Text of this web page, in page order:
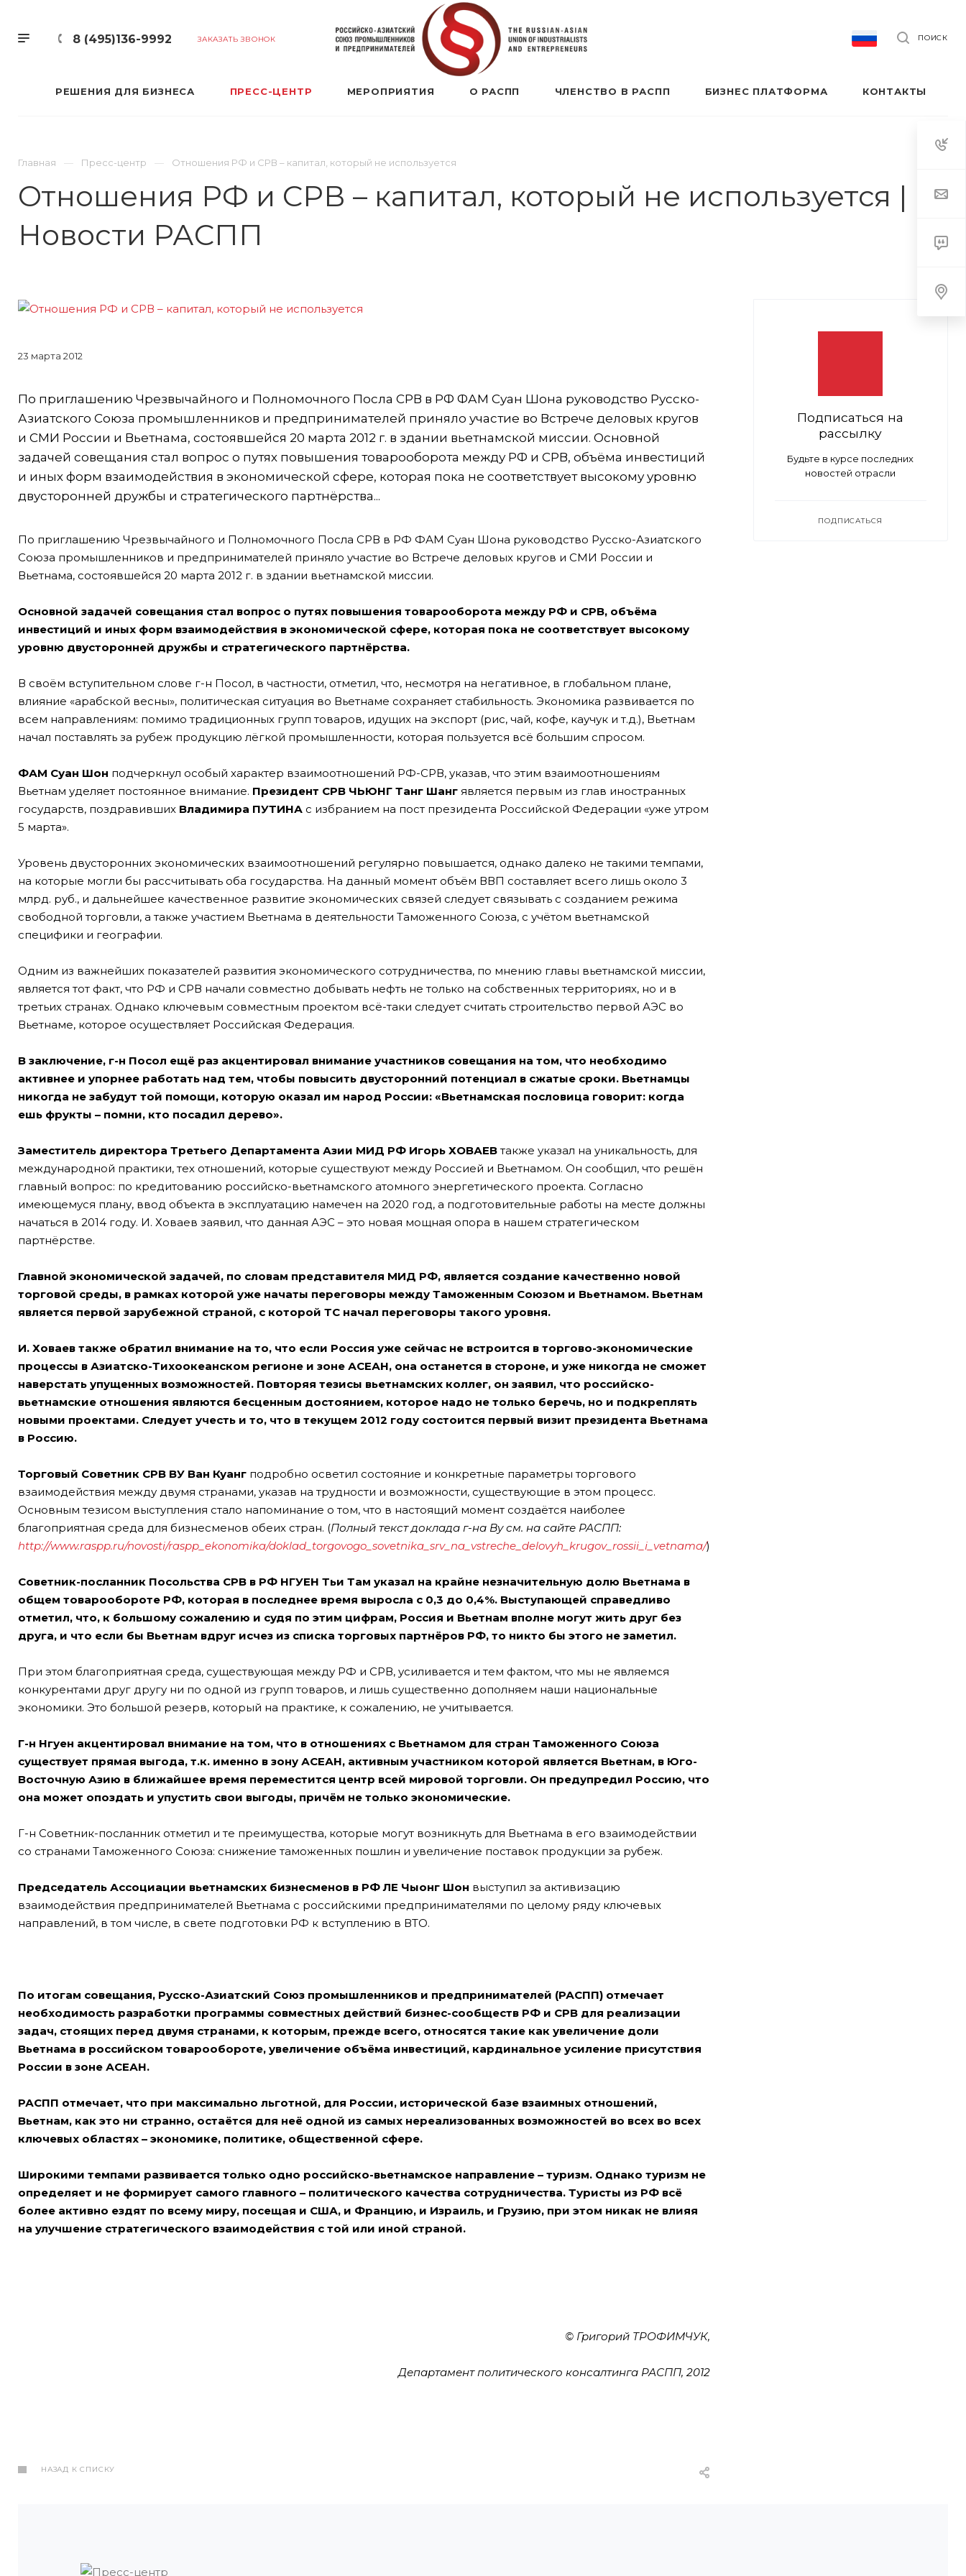
8 (495)136-9992 ЗАКАЗАТЬ ЗВОНОК ПОИСК
РЕШЕНИЯ ДЛЯ БИЗНЕСА ПРЕСС-ЦЕНТР МЕРОПРИЯТИЯ О РАСПП ЧЛЕНСТВО В РАСПП БИЗНЕС ПЛАТФОРМА КОНТАКТЫ
Главная Пресс-центр Отношения РФ и СРВ – капитал, который не используется
Отношения РФ и СРВ – капитал, который не используется |
Новости РАСПП
23 марта 2012
По приглашению Чрезвычайного и Полномочного Посла СРВ в РФ ФАМ Суан Шона руководство Русско-
Азиатского Союза промышленников и предпринимателей приняло участие во Встрече деловых кругов
и СМИ России и Вьетнама, состоявшейся 20 марта 2012 г. в здании вьетнамской миссии. Основной
задачей совещания стал вопрос о путях повышения товарооборота между РФ и СРВ, объёма инвестиций
и иных форм взаимодействия в экономической сфере, которая пока не соответствует высокому уровню
двусторонней дружбы и стратегического партнёрства...
По приглашению Чрезвычайного и Полномочного Посла СРВ в РФ ФАМ Суан Шона руководство Русско-Азиатского
Союза промышленников и предпринимателей приняло участие во Встрече деловых кругов и СМИ России и
Вьетнама, состоявшейся 20 марта 2012 г. в здании вьетнамской миссии.
Основной задачей совещания стал вопрос о путях повышения товарооборота между РФ и СРВ, объёма
инвестиций и иных форм взаимодействия в экономической сфере, которая пока не соответствует высокому
уровню двусторонней дружбы и стратегического партнёрства.
В своём вступительном слове г-н Посол, в частности, отметил, что, несмотря на негативное, в глобальном плане,
влияние «арабской весны», политическая ситуация во Вьетнаме сохраняет стабильность. Экономика развивается по
всем направлениям: помимо традиционных групп товаров, идущих на экспорт (рис, чай, кофе, каучук и т.д.), Вьетнам
начал поставлять за рубеж продукцию лёгкой промышленности, которая пользуется всё большим спросом.
ФАМ Суан Шон подчеркнул особый характер взаимоотношений РФ-СРВ, указав, что этим взаимоотношениям
Вьетнам уделяет постоянное внимание. Президент СРВ ЧЬЮНГ Танг Шанг является первым из глав иностранных
государств, поздравивших Владимира ПУТИНА с избранием на пост президента Российской Федерации «уже утром
5 марта».
Уровень двусторонних экономических взаимоотношений регулярно повышается, однако далеко не такими темпами,
на которые могли бы рассчитывать оба государства. На данный момент объём ВВП составляет всего лишь около 3
млрд. руб., и дальнейшее качественное развитие экономических связей следует связывать с созданием режима
свободной торговли, а также участием Вьетнама в деятельности Таможенного Союза, с учётом вьетнамской
специфики и географии.
Одним из важнейших показателей развития экономического сотрудничества, по мнению главы вьетнамской миссии,
является тот факт, что РФ и СРВ начали совместно добывать нефть не только на собственных территориях, но и в
третьих странах. Однако ключевым совместным проектом всё-таки следует считать строительство первой АЭС во
Вьетнаме, которое осуществляет Российская Федерация.
В заключение, г-н Посол ещё раз акцентировал внимание участников совещания на том, что необходимо
активнее и упорнее работать над тем, чтобы повысить двусторонний потенциал в сжатые сроки. Вьетнамцы
никогда не забудут той помощи, которую оказал им народ России: «Вьетнамская пословица говорит: когда
ешь фрукты – помни, кто посадил дерево».
Заместитель директора Третьего Департамента Азии МИД РФ Игорь ХОВАЕВтакже указал на уникальность, для
международной практики, тех отношений, которые существуют между Россией и Вьетнамом. Он сообщил, что решён
главный вопрос: по кредитованию российско-вьетнамского атомного энергетического проекта. Согласно
имеющемуся плану, ввод объекта в эксплуатацию намечен на 2020 год, а подготовительные работы на месте должны
начаться в 2014 году. И. Ховаев заявил, что данная АЭС – это новая мощная опора в нашем стратегическом
партнёрстве.
Главной экономической задачей, по словам представителя МИД РФ, является создание качественно новой
торговой среды, в рамках которой уже начаты переговоры между Таможенным Союзом и Вьетнамом. Вьетнам
является первой зарубежной страной, с которой ТС начал переговоры такого уровня.
И. Ховаев также обратил внимание на то, что если Россия уже сейчас не встроится в торгово-экономические
процессы в Азиатско-Тихоокеанском регионе и зоне АСЕАН, она останется в стороне, и уже никогда не сможет
наверстать упущенных возможностей. Повторяя тезисы вьетнамских коллег, он заявил, что российско-
вьетнамские отношения являются бесценным достоянием, которое надо не только беречь, но и подкреплять
новыми проектами. Следует учесть и то, что в текущем 2012 году состоится первый визит президента Вьетнама
в Россию.
Торговый Советник СРВ ВУ Ван Куанг подробно осветил состояние и конкретные параметры торгового
взаимодействия между двумя странами, указав на трудности и возможности, существующие в этом процесс.
Основным тезисом выступления стало напоминание о том, что в настоящий момент создаётся наиболее
благоприятная среда для бизнесменов обеих стран. (Полный текст доклада г-на Ву см. на сайте РАСПП:
http://www.raspp.ru/novosti/raspp_ekonomika/doklad_torgovogo_sovetnika_srv_na_vstreche_delovyh_krugov_rossii_i_vetnama/)
Советник-посланник Посольства СРВ в РФ НГУЕН Тьи Там указал на крайне незначительную долю Вьетнама в
общем товарообороте РФ, которая в последнее время выросла с 0,3 до 0,4%. Выступающей справедливо
отметил, что, к большому сожалению и судя по этим цифрам, Россия и Вьетнам вполне могут жить друг без
друга, и что если бы Вьетнам вдруг исчез из списка торговых партнёров РФ, то никто бы этого не заметил.
При этом благоприятная среда, существующая между РФ и СРВ, усиливается и тем фактом, что мы не являемся
конкурентами друг другу ни по одной из групп товаров, и лишь существенно дополняем наши национальные
экономики. Это большой резерв, который на практике, к сожалению, не учитывается.
Г-н Нгуен акцентировал внимание на том, что в отношениях с Вьетнамом для стран Таможенного Союза
существует прямая выгода, т.к. именно в зону АСЕАН, активным участником которой является Вьетнам, в Юго-
Восточную Азию в ближайшее время переместится центр всей мировой торговли. Он предупредил Россию, что
она может опоздать и упустить свои выгоды, причём не только экономические.
Г-н Советник-посланник отметил и те преимущества, которые могут возникнуть для Вьетнама в его взаимодействии
со странами Таможенного Союза: снижение таможенных пошлин и увеличение поставок продукции за рубеж.
Председатель Ассоциации вьетнамских бизнесменов в РФ ЛЕ Чыонг Шон выступил за активизацию
взаимодействия предпринимателей Вьетнама с российскими предпринимателями по целому ряду ключевых
направлений, в том числе, в свете подготовки РФ к вступлению в ВТО.
По итогам совещания, Русско-Азиатский Союз промышленников и предпринимателей (РАСПП) отмечает
необходимость разработки программы совместных действий бизнес-сообществ РФ и СРВ для реализации
задач, стоящих перед двумя странами, к которым, прежде всего, относятся такие как увеличение доли
Вьетнама в российском товарообороте, увеличение объёма инвестиций, кардинальное усиление присутствия
России в зоне АСЕАН.
РАСПП отмечает, что при максимально льготной, для России, исторической базе взаимных отношений,
Вьетнам, как это ни странно, остаётся для неё одной из самых нереализованных возможностей во всех во всех
ключевых областях – экономике, политике, общественной сфере.
Широкими темпами развивается только одно российско-вьетнамское направление – туризм. Однако туризм не
определяет и не формирует самого главного – политического качества сотрудничества. Туристы из РФ всё
более активно ездят по всему миру, посещая и США, и Францию, и Израиль, и Грузию, при этом никак не влияя
на улучшение стратегического взаимодействия с той или иной страной.
© Григорий ТРОФИМЧУК,
Департамент политического консалтинга РАСПП, 2012
Подписаться на
рассылку
Будьте в курсе последних
новостей отрасли
ПОДПИСАТЬСЯ
НАЗАД К СПИСКУ